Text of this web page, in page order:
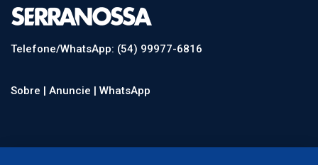
Telefone/WhatsApp: (54) 99977-6816
Sobre | Anuncie | WhatsApp